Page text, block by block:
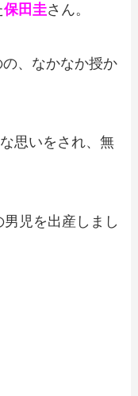
保田圭さん。
、なかなか授か
思いをされ、無
児を出産しまし